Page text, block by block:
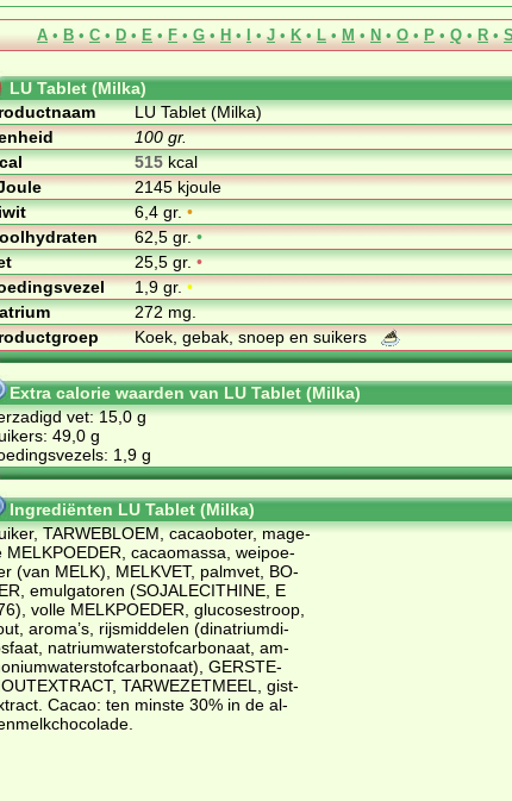
A • B • C • D • E • F • G • H • I • J • K • L • M • N • O • P • Q • R • S
LU Tablet (Milka)
LU Tablet (Milka)
100 gr.
515kcal
2145 kjoule
6,4 gr.•
62,5 gr.•
25,5 gr.•
1,9 gr.•
272 mg.
Koek, gebak, snoep en suikers
Extra calorie waarden van LU Tablet (Milka)
vet: 15,0 g
49,0 g
1,9 g
Ingrediënten LU Tablet (Milka)
TAR­WE­BLOEM, ca­cao­bo­ter, ma­ge­
MELK­POE­DER, ca­cao­mas­sa, wei­poe­
(van MELK), MELK­VET, palm­vet, BO­
emul­ga­to­ren (SO­JA­LECITHI­NE, E
vol­le MELK­POE­DER, glu­co­se­stroop,
aro­ma’s, rijs­mid­de­len (di­na­tri­um­di­
na­tri­um­wa­ter­stof­car­bo­naat, am­
GERS­TE­
TAR­WE­ZET­MEEL, gist­
Ca­cao: ten min­ste 30% in de al­